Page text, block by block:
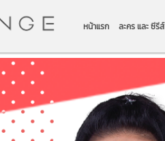
หน้าแรก ละคร และ ซีรีส์